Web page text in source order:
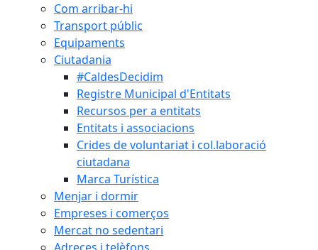
Com arribar-hi
Transport públic
Equipaments
Ciutadania
#CaldesDecidim
Registre Municipal d'Entitats
Recursos per a entitats
Entitats i associacions
Crides de voluntariat i col.laboració
ciutadana
Marca Turística
Menjar i dormir
Empreses i comerços
Mercat no sedentari